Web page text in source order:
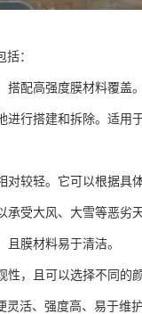
：
配高强度膜材料覆盖
行搭建和拆除。适用
较轻。它可以根据具
受大风、大雪等恶劣
膜材料易于清洁。
，且可以选择不同的
活、强度高、易于维